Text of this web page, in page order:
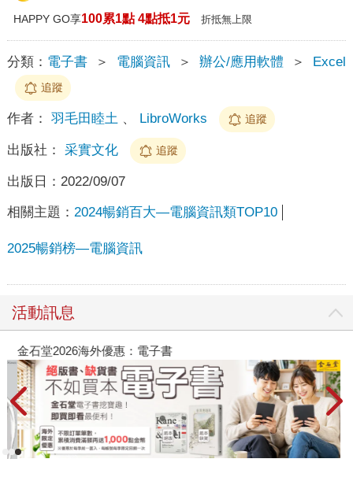
HAPPY GO享100累1點 4點抵1元 折抵無上限
分類： 電子書 ＞ 電腦資訊 ＞ 辦公/應用軟體 ＞ Excel
追蹤
作者： 羽毛田睦土 、 LibroWorks 追蹤
出版社： 采實文化 追蹤
出版日： 2022/09/07
相關主題： 2024暢銷百大—電腦資訊類TOP10
2025暢銷榜—電腦資訊
活動訊息
金石堂2026海外優惠：電子書